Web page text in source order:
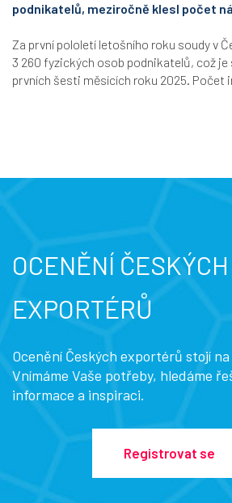
podnikatelů, meziročně klesl počet
Za první pololetí letošního roku soudy v
3 260 fyzických osob podnikatelů, což
prvních šesti měsících roku 2025. Počet
OCENĚNÍ ČESKÝCH
EXPORTÉRŮ
Ocenění Českých exportérů stojí
Vnímáme Vaše potřeby, hledáme
informace a inspiraci.
Registrovat se